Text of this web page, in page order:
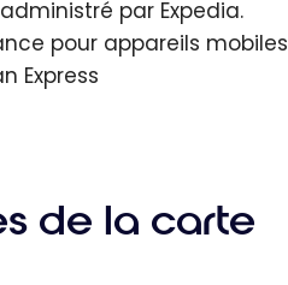
par Expedia.
pour appareils mobiles
Express
de la carte